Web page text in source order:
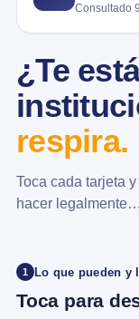
Consultado
¿Te
respira.
Toca cada tarjeta
hacer
1 Lo que pueden y
Toca para